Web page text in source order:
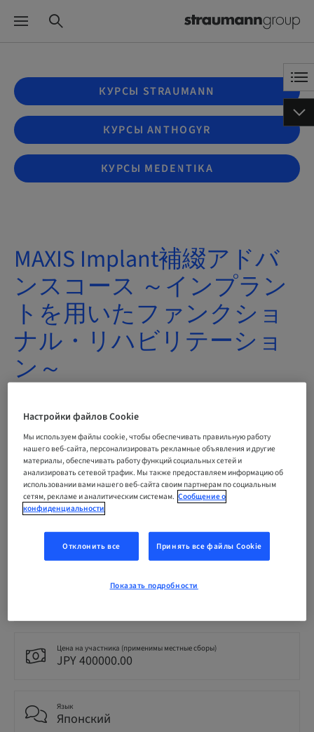
КУРСЫ STRAUMANN
КУРСЫ ANTHOGYR
КУРСЫ MEDENTIKA
MAXIS Implant補綴アドバ
ンスコース ～インプラン
トを用いたファンクショ
ナル・リハビリテーショ
ン～
05. сент. 2026 – 04. окт. 2026 | さ
いたま市, Япония
ЗАРЕГИСТРИРОВАТЬСЯ СЕЙЧАС
Статус
bookable
Окончательный срок регистрации
Цена на участника (применимы местные сборы)
JPY 400000.00
Язык
Японский
Настройки файлов Cookie
Мы используем файлы cookie, чтобы обеспечивать правильную работу
нашего веб-сайта, персонализировать рекламные объявления и другие
материалы, обеспечивать работу функций социальных сетей и
анализировать сетевой трафик. Мы также предоставляем информацию об
использовании вами нашего веб-сайта своим партнерам по социальным
сетям, рекламе и аналитическим системам. Сообщение о
конфиденциальности
Отклонить все Принять все файлы Cookie
Показать подробности